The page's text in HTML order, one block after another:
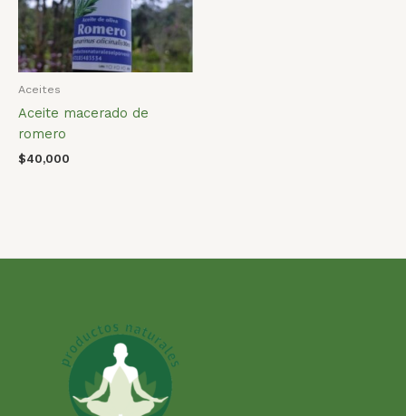
Aceites
Aceite macerado de
romero
$40,000